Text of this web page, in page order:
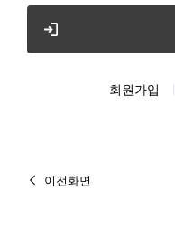
회원가입
이전화면